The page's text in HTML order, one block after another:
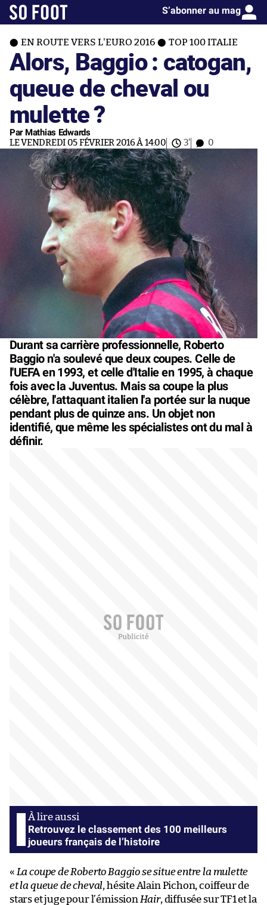
S’abonner au mag
EN ROUTE VERS L'EURO 2016 TOP 100 ITALIE
Alors, Baggio : catogan,
queue de cheval ou
mulette ?
Par Mathias Edwards
LE VENDREDI 05 FÉVRIER 2016 À 14:00 3' 0
Durant sa carrière professionnelle, Roberto
Baggio n'a soulevé que deux coupes. Celle de
l'UEFA en 1993, et celle d'Italie en 1995, à chaque
fois avec la Juventus. Mais sa coupe la plus
célèbre, l'attaquant italien l'a portée sur la nuque
pendant plus de quinze ans. Un objet non
identifié, que même les spécialistes ont du mal à
définir.
Retrouvez le classement des 100 meilleurs
joueurs français de l’histoire
« La coupe de Roberto Baggio se situe entre la mulette
et la queue de cheval, hésite Alain Pichon, coiffeur de
stars et juge pour l’émission Hair, diffusée sur TF1 et la